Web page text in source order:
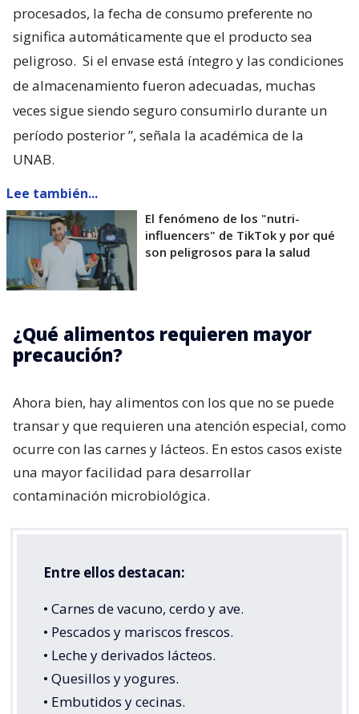
procesados, la fecha de consumo preferente no
significa automáticamente que el producto sea
peligroso. Si el envase está íntegro y las condiciones
de almacenamiento fueron adecuadas, muchas
veces sigue siendo seguro consumirlo durante un
período posterior”, señala la académica de la
UNAB.
Lee también...
El fenómeno de los "nutri-
influencers" de TikTok y por qué
son peligrosos para la salud
¿Qué alimentos requieren mayor
precaución?
Ahora bien, hay alimentos con los que no se puede
transar y que requieren una atención especial, como
ocurre con las carnes y lácteos. En estos casos existe
una mayor facilidad para desarrollar
contaminación microbiológica.
Entre ellos destacan:
• Carnes de vacuno, cerdo y ave.
• Pescados y mariscos frescos.
• Leche y derivados lácteos.
• Quesillos y yogures.
• Embutidos y cecinas.